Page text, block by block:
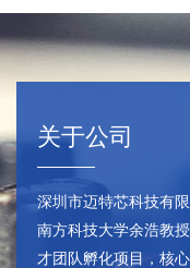
关于公司
深圳市迈特芯科技有
南方科技大学余浩教
才团队孵化项目，核